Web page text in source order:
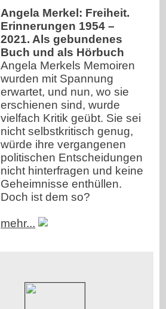
Angela Merkel: Freiheit.
Erinnerungen 1954 –
2021. Als gebundenes
Buch und als Hörbuch
Angela Merkels Memoiren
wurden mit Spannung
erwartet, und nun, wo sie
erschienen sind, wurde
vielfach Kritik geübt. Sie sei
nicht selbstkritisch genug,
würde ihre vergangenen
politischen Entscheidungen
nicht hinterfragen und keine
Geheimnisse enthüllen.
Doch ist dem so?
mehr...